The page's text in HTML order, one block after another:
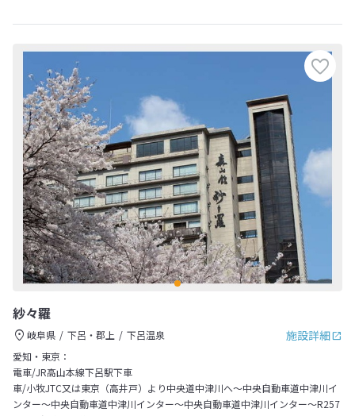
紗々羅
施設詳細
岐阜県 下呂・郡上
下呂温泉
愛知・東京：
電車/JR高山本線下呂駅下車
車/小牧JTC又は東京（高井戸）より中央道中津川へ～中央自動車道中津川イ
ンター～中央自動車道中津川インター～中央自動車道中津川インター～R257